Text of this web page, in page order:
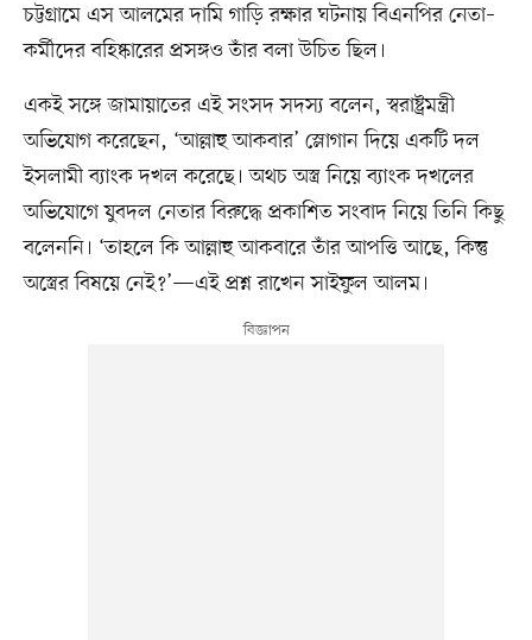
চট্টগ্রামে এস আলমের দামি গাড়ি রক্ষার ঘটনায় বিএনপির নেতা–
কর্মীদের বহিষ্কারের প্রসঙ্গও তাঁর বলা উচিত ছিল।
একই সঙ্গে জামায়াতের এই সংসদ সদস্য বলেন, স্বরাষ্ট্রমন্ত্রী
অভিযোগ করেছেন, ‘আল্লাহু আকবার’ স্লোগান দিয়ে একটি দল
ইসলামী ব্যাংক দখল করেছে। অথচ অস্ত্র নিয়ে ব্যাংক দখলের
অভিযোগে যুবদল নেতার বিরুদ্ধে প্রকাশিত সংবাদ নিয়ে তিনি কিছু
বলেননি। ‘তাহলে কি আল্লাহু আকবারে তাঁর আপত্তি আছে, কিন্তু
অস্ত্রের বিষয়ে নেই?’—এই প্রশ্ন রাখেন সাইফুল আলম।